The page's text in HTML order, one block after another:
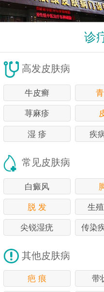
诊
高发皮肤病
牛皮癣
荨麻疹
湿 疹 疾
常见皮肤病
白癜风
脱 发 生
尖锐湿疣 传染
其他皮肤病
疤 痕 带